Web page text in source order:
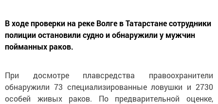
В ходе проверки на реке Волге в Татарстане сотрудники
полиции остановили судно и обнаружили у мужчин
пойманных раков.
При досмотре плавсредства правоохранители
обнаружили 73 специализированные ловушки и 2730
особей живых раков. По предварительной оценке,